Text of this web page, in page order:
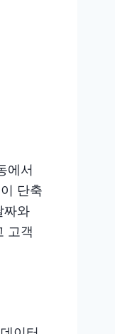
에서
단축
짜와
고객